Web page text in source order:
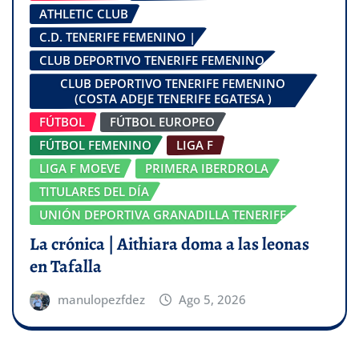
ATHLETIC CLUB
C.D. TENERIFE FEMENINO |
CLUB DEPORTIVO TENERIFE FEMENINO
CLUB DEPORTIVO TENERIFE FEMENINO
(COSTA ADEJE TENERIFE EGATESA )
FÚTBOL
FÚTBOL EUROPEO
FÚTBOL FEMENINO
LIGA F
LIGA F MOEVE
PRIMERA IBERDROLA
TITULARES DEL DÍA
UNIÓN DEPORTIVA GRANADILLA TENERIFE
La crónica | Aithiara doma a las leonas
en Tafalla
manulopezfdez Ago 5, 2026